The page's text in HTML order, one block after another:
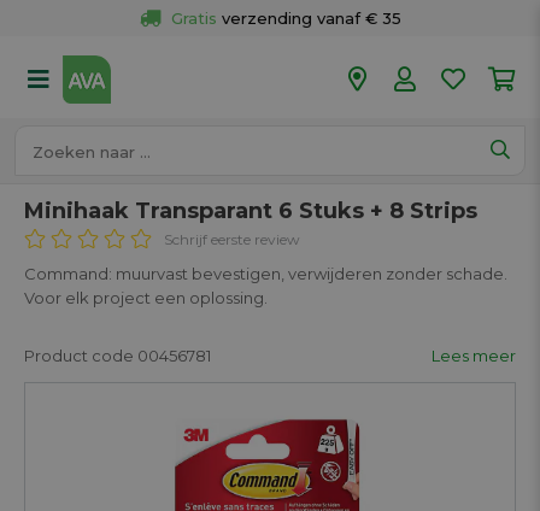
Gratis verzending vanaf € 35
50 winkels
Minihaak Transparant 6 Stuks + 8 Strips
Schrijf eerste review
Command: muurvast bevestigen, verwijderen zonder schade.
Voor elk project een oplossing.
Product code 00456781 Lees meer